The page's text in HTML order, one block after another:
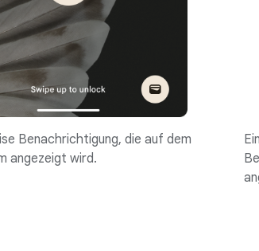
Benachrichtigung, die auf dem
angezeigt wird.